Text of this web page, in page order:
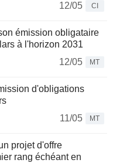
12/05
CI
émission obligataire
à l'horizon 2031
12/05
MT
d'obligations
11/05
MT
projet d'offre
rang échéant en